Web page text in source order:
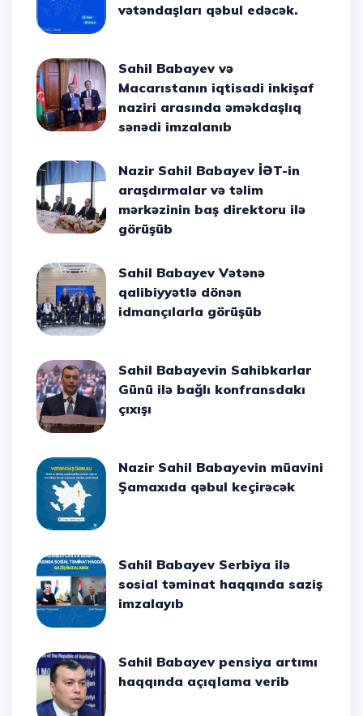
vətəndaşları qəbul edəcək.
Sahil Babayev və
Macarıstanın iqtisadi inkişaf
naziri arasında əməkdaşlıq
sənədi imzalanıb
Nazir Sahil Babayev İƏT-in
araşdırmalar və təlim
mərkəzinin baş direktoru ilə
görüşüb
Sahil Babayev Vətənə
qalibiyyətlə dönən
idmançılarla görüşüb
Sahil Babayevin Sahibkarlar
Günü ilə bağlı konfransdakı
çıxışı
Nazir Sahil Babayevin müavini
Şamaxıda qəbul keçirəcək
Sahil Babayev Serbiya ilə
sosial təminat haqqında saziş
imzalayıb
Sahil Babayev pensiya artımı
haqqında açıqlama verib